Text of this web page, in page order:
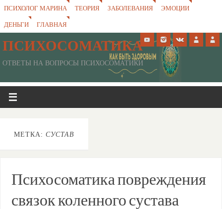
ПСИХОЛОГ МАРИНА ТЕОРИЯ ЗАБОЛЕВАНИЯ
ЭМОЦИИ
ДЕНЬГИ
ГЛАВНАЯ
ПСИХОСОМАТИКА
ОТВЕТЫ НА ВОПРОСЫ ПСИХОСОМАТИКИ
МЕТКА: СУСТАВ
Психосоматика повреждения
связок коленного сустава